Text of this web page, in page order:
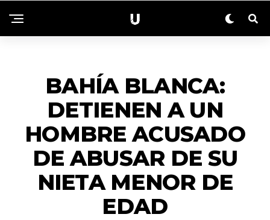
BAHÍA BLANCA:
DETIENEN A UN
HOMBRE ACUSADO
DE ABUSAR DE SU
NIETA MENOR DE
EDAD